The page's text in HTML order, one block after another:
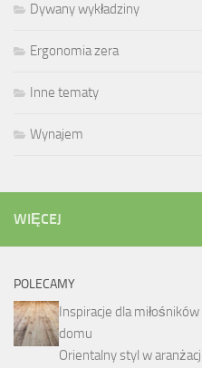
Dywany wykładziny
Ergonomia zera
Inne tematy
Wynajem
WIĘCEJ
POLECAMY
Inspiracje dla
domu
Orientalny styl w